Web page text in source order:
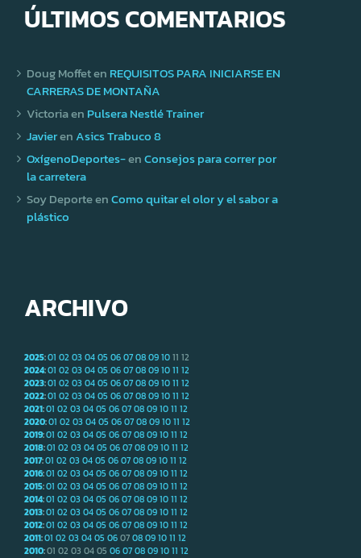
ÚLTIMOS COMENTARIOS
Doug Moffeten REQUISITOS PARA INICIARSE EN
CARRERAS DE MONTAÑA
Victoriaen Pulsera Nestlé Trainer
JavierenAsics Trabuco 8
OxígenoDeportes-enConsejos para correr por
la carretera
Soy DeporteenComo quitar el olor y el sabor a
plástico
ARCHIVO
2025:01 02 030405060708091011 12
2024:01 02 030405060708091011 12
2023:01 02 030405060708091011 12
2022:01 02 030405060708091011 12
2021:01 02 030405060708091011 12
2020:01 02 030405060708091011 12
2019:01 02 030405060708091011 12
2018:01 02 030405060708091011 12
2017:01 02 030405060708091011 12
2016:01 02 030405060708091011 12
2015:01 02 030405060708091011 12
2014:01 02 030405060708091011 12
2013:01 02 030405060708091011 12
2012:01 02 030405060708091011 12
2011:01 02 030405060708091011 12
2010:01 02 03 0405 060708091011 12